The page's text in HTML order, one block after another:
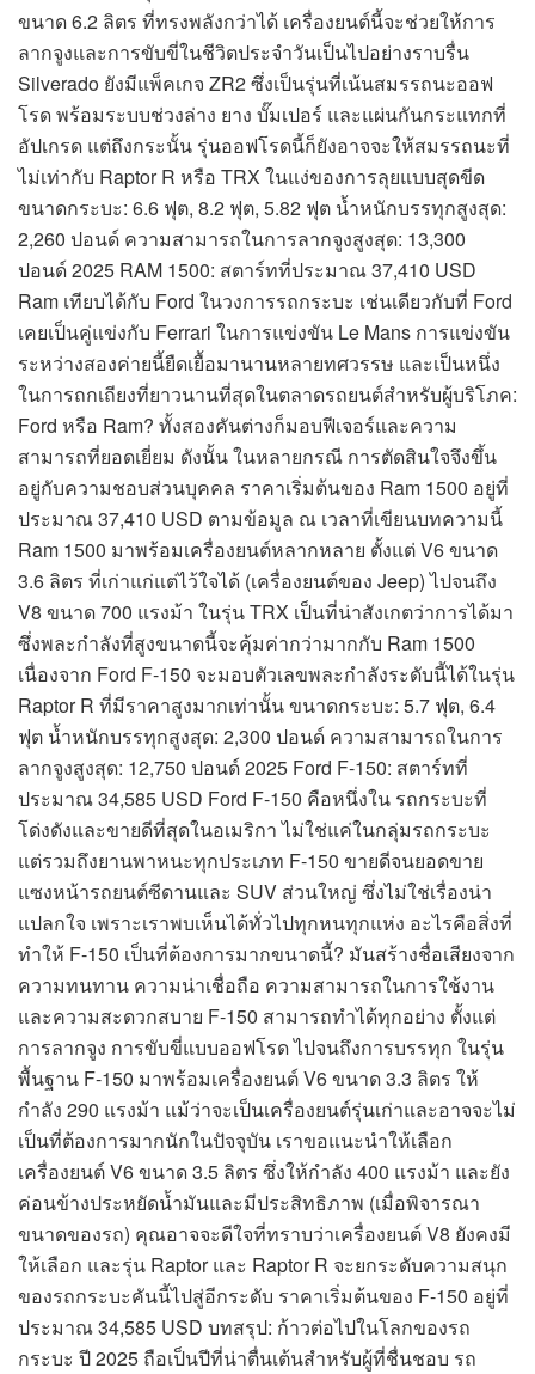
ขนาด 6.2 ลิตร ที่ทรงพลังกว่าได้ เครื่องยนต์นี้จะช่วยให้การ
ลากจูงและการขับขี่ในชีวิตประจำวันเป็นไปอย่างราบรื่น
Silverado ยังมีแพ็คเกจ ZR2 ซึ่งเป็นรุ่นที่เน้นสมรรถนะออฟ
โรด พร้อมระบบช่วงล่าง ยาง บั๊มเปอร์ และแผ่นกันกระแทกที่
อัปเกรด แต่ถึงกระนั้น รุ่นออฟโรดนี้ก็ยังอาจจะให้สมรรถนะที่
ไม่เท่ากับ Raptor R หรือ TRX ในแง่ของการลุยแบบสุดขีด
ขนาดกระบะ: 6.6 ฟุต, 8.2 ฟุต, 5.82 ฟุต น้ำหนักบรรทุกสูงสุด:
2,260 ปอนด์ ความสามารถในการลากจูงสูงสุด: 13,300
ปอนด์ 2025 RAM 1500: สตาร์ทที่ประมาณ 37,410 USD
Ram เทียบได้กับ Ford ในวงการรถกระบะ เช่นเดียวกับที่ Ford
เคยเป็นคู่แข่งกับ Ferrari ในการแข่งขัน Le Mans การแข่งขัน
ระหว่างสองค่ายนี้ยืดเยื้อมานานหลายทศวรรษ และเป็นหนึ่ง
ในการถกเถียงที่ยาวนานที่สุดในตลาดรถยนต์สำหรับผู้บริโภค:
Ford หรือ Ram? ทั้งสองคันต่างก็มอบฟีเจอร์และความ
สามารถที่ยอดเยี่ยม ดังนั้น ในหลายกรณี การตัดสินใจจึงขึ้น
อยู่กับความชอบส่วนบุคคล ราคาเริ่มต้นของ Ram 1500 อยู่ที่
ประมาณ 37,410 USD ตามข้อมูล ณ เวลาที่เขียนบทความนี้
Ram 1500 มาพร้อมเครื่องยนต์หลากหลาย ตั้งแต่ V6 ขนาด
3.6 ลิตร ที่เก่าแก่แต่ไว้ใจได้ (เครื่องยนต์ของ Jeep) ไปจนถึง
V8 ขนาด 700 แรงม้า ในรุ่น TRX เป็นที่น่าสังเกตว่าการได้มา
ซึ่งพละกำลังที่สูงขนาดนี้จะคุ้มค่ากว่ามากกับ Ram 1500
เนื่องจาก Ford F-150 จะมอบตัวเลขพละกำลังระดับนี้ได้ในรุ่น
Raptor R ที่มีราคาสูงมากเท่านั้น ขนาดกระบะ: 5.7 ฟุต, 6.4
ฟุต น้ำหนักบรรทุกสูงสุด: 2,300 ปอนด์ ความสามารถในการ
ลากจูงสูงสุด: 12,750 ปอนด์ 2025 Ford F-150: สตาร์ทที่
ประมาณ 34,585 USD Ford F-150 คือหนึ่งใน รถกระบะที่
โด่งดังและขายดีที่สุดในอเมริกา ไม่ใช่แค่ในกลุ่มรถกระบะ
แต่รวมถึงยานพาหนะทุกประเภท F-150 ขายดีจนยอดขาย
แซงหน้ารถยนต์ซีดานและ SUV ส่วนใหญ่ ซึ่งไม่ใช่เรื่องน่า
แปลกใจ เพราะเราพบเห็นได้ทั่วไปทุกหนทุกแห่ง อะไรคือสิ่งที่
ทำให้ F-150 เป็นที่ต้องการมากขนาดนี้? มันสร้างชื่อเสียงจาก
ความทนทาน ความน่าเชื่อถือ ความสามารถในการใช้งาน
และความสะดวกสบาย F-150 สามารถทำได้ทุกอย่าง ตั้งแต่
การลากจูง การขับขี่แบบออฟโรด ไปจนถึงการบรรทุก ในรุ่น
พื้นฐาน F-150 มาพร้อมเครื่องยนต์ V6 ขนาด 3.3 ลิตร ให้
กำลัง 290 แรงม้า แม้ว่าจะเป็นเครื่องยนต์รุ่นเก่าและอาจจะไม่
เป็นที่ต้องการมากนักในปัจจุบัน เราขอแนะนำให้เลือก
เครื่องยนต์ V6 ขนาด 3.5 ลิตร ซึ่งให้กำลัง 400 แรงม้า และยัง
ค่อนข้างประหยัดน้ำมันและมีประสิทธิภาพ (เมื่อพิจารณา
ขนาดของรถ) คุณอาจจะดีใจที่ทราบว่าเครื่องยนต์ V8 ยังคงมี
ให้เลือก และรุ่น Raptor และ Raptor R จะยกระดับความสนุก
ของรถกระบะคันนี้ไปสู่อีกระดับ ราคาเริ่มต้นของ F-150 อยู่ที่
ประมาณ 34,585 USD บทสรุป: ก้าวต่อไปในโลกของรถ
กระบะ ปี 2025 ถือเป็นปีที่น่าตื่นเต้นสำหรับผู้ที่ชื่นชอบ รถ